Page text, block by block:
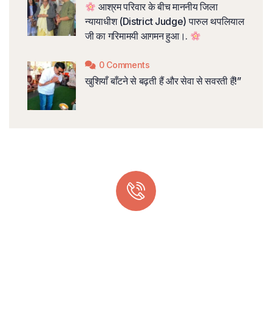
आश्रम परिवार के बीच माननीय जिला
न्यायाधीश (District Judge) पारुल थपलियाल
जी का गरिमामयी आगमन हुआ।.
0 Comments
खुशियाँ बाँटने से बढ़ती हैं और सेवा से सवरती हैं!”